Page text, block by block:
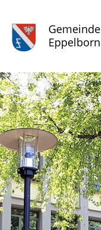
Gemeinde
Eppelborn